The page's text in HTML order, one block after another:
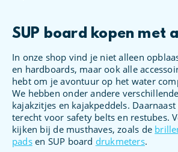
SUP board kopen met
In onze shop vind je niet alleen
en hardboards, maar ook alle
hebt om je avontuur op het water
We hebben onder andere
kajakzitjes en kajakpeddels.
terecht voor safety belts en restubes.
kijken bij de musthaves, zoals de
padsen SUP board drukmeters.